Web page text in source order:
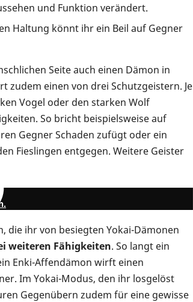
und Funktion verändert.
Haltung könnt ihr ein Beil auf Gegner
Seite auch einen Dämon in
zudem einen von drei Schutzgeistern. Je
Vogel oder den starken Wolf
So bricht beispielsweise auf
Gegner Schaden zufügt oder ein
Fieslingen entgegen. Weitere Geister
die ihr von besiegten Yokai-Dämonen
weiteren Fähigkeiten. So langt ein
Enki-Affendämon wirft einen
Im Yokai-Modus, den ihr losgelöst
Gegenübern zudem für eine gewisse